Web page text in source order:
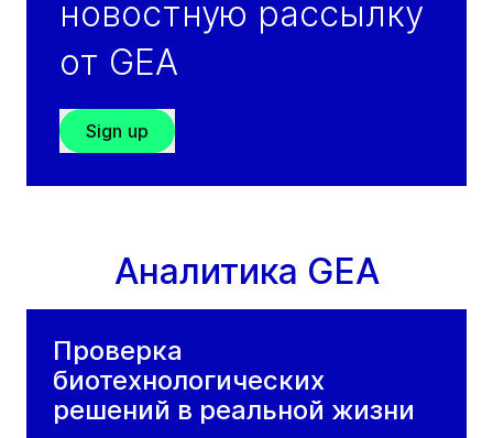
новостную рассылку
от GEA
Sign up
Аналитика GEA
Проверка
биотехнологических
решений в реальной жизни